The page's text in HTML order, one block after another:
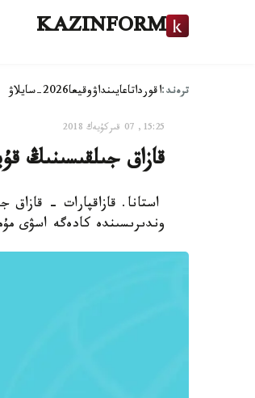
KAZINFORM
ترەند:اقورداتاعايىنداۋوقيعا2026-سايلاۋ
15:25, 07 قىركۇيەك 2018
قازاق جىلقىسىنىڭ
استانا. قازاقپارات -
وندىرىسىندە كادەگە اسۋى مۇمكىن، دەپ